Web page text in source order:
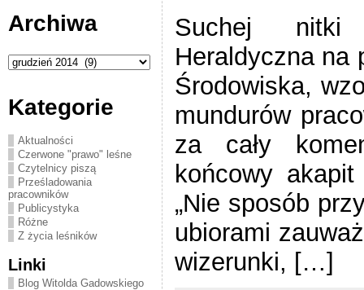
Archiwa
Archiwa
Kategorie
Aktualności
Czerwone "prawo" leśne
Czytelnicy piszą
Prześladowania
pracowników
Publicystyka
Różne
Z życia leśników
Linki
Blog Witolda Gadowskiego
Suchej nitki
Heraldyczna na
Środowiska,
mundurów
za cały
końcowy
„Nie sposób
ubiorami
wizerunki, […]